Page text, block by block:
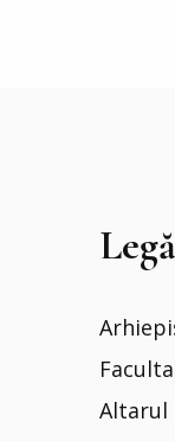
Altarul